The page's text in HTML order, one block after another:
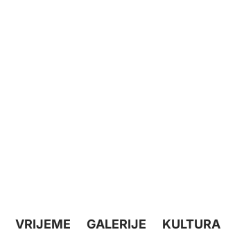
VRIJEME GALERIJE KULTURA